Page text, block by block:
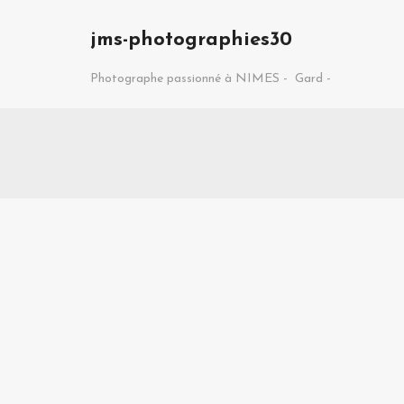
jms-photographies30
Photographe passionné à NIMES - Gard -